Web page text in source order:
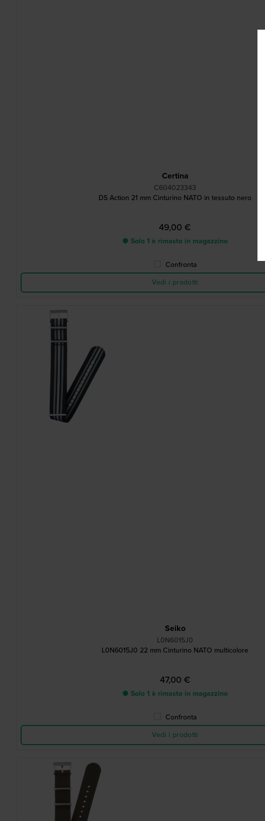
Certina
C604023343
DS Action 21 mm Cinturino NATO in tessuto nero
49,00 €
● Solo 1 è rimasto in magazzino
Confronta
Vedi i prodotti
Seiko
L0N6015J0
L0N6015J0 22 mm Cinturino NATO multicolore
47,00 €
● Solo 1 è rimasto in magazzino
Confronta
Vedi i prodotti